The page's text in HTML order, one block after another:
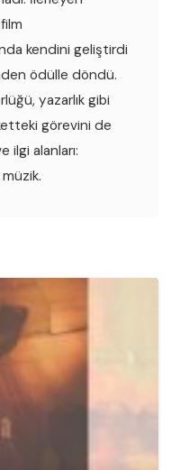
kendini geliştirdi
ödülle döndü.
yazarlık gibi
görevini de
ilgi alanları: